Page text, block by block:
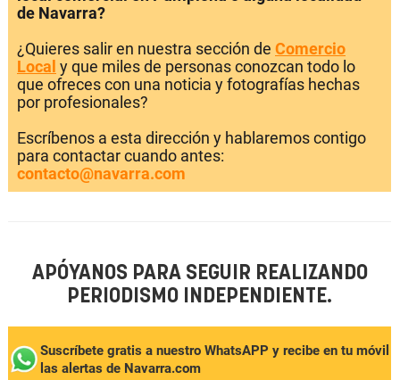
de Navarra?
¿Quieres salir en nuestra sección de Comercio
Local y que miles de personas conozcan todo lo
que ofreces con una noticia y fotografías hechas
por profesionales?
Escríbenos a esta dirección y hablaremos contigo
para contactar cuando antes:
contacto@navarra.com
APÓYANOS PARA SEGUIR REALIZANDO
PERIODISMO INDEPENDIENTE.
Suscríbete gratis a nuestro WhatsAPP y recibe en tu móvil
las alertas de Navarra.com